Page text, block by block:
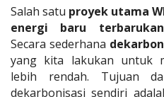
Salah satu proyek utama
energi baru terbarukan
Secara sederhana
yang kita lakukan untuk
lebih rendah. Tujuan
dekarbonisasi sendiri